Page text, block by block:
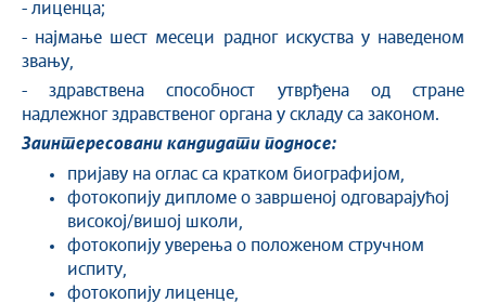
- лиценца;
- најмање шест месеци радног искуства у наведеном
звању,
- здравствена способност утврђена од стране
надлежног здравственог органа у складу са законом.
Заинтересовани кандидати подносе:
пријаву на оглас са кратком биографијом,
фотокопију дипломе о завршеној одговарајућој
високој/вишој школи,
фотокопију уверења о положеном стручном
испиту,
фотокопију лиценце,